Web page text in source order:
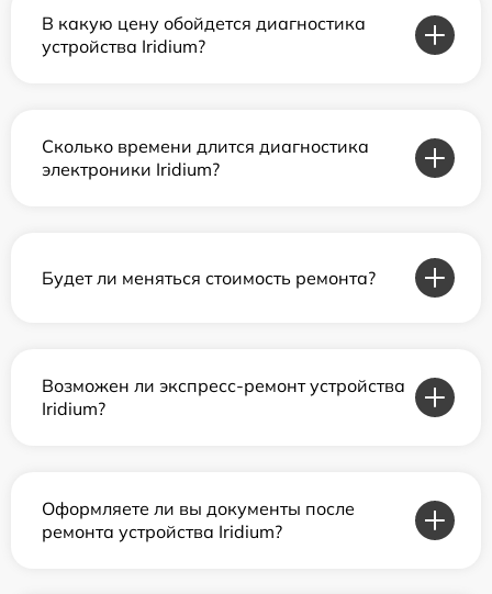
В какую цену обойдется диагностика
устройства Iridium?
Сколько времени длится диагностика
электроники Iridium?
Будет ли меняться стоимость ремонта?
Возможен ли экспресс-ремонт устройства
Iridium?
Оформляете ли вы документы после
ремонта устройства Iridium?